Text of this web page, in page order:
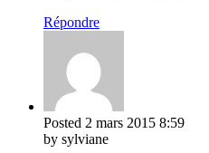
Répondre
Posted 2 mars 2015 8:59
by sylviane